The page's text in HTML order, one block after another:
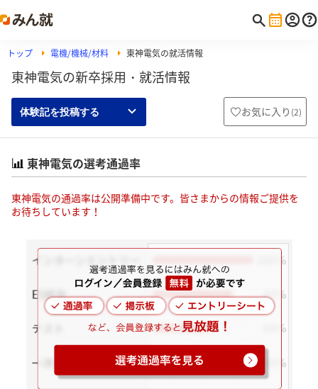
トップ 電機/機械/材料 東神電気の就活情報
東神電気の新卒採用・就活情報
体験記を投稿する お気に入り (2)
東神電気の選考通過率
東神電気の通過率は公開準備中です。皆さまからの情報ご提供を
お待ちしています！